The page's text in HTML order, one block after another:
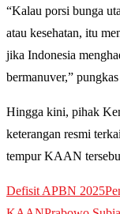
“Kalau porsi bunga
atau kesehatan, itu
jika Indonesia
bermanuver,”
Hingga kini, pihak
keterangan resmi
tempur KAAN
Defisit APBN 2025